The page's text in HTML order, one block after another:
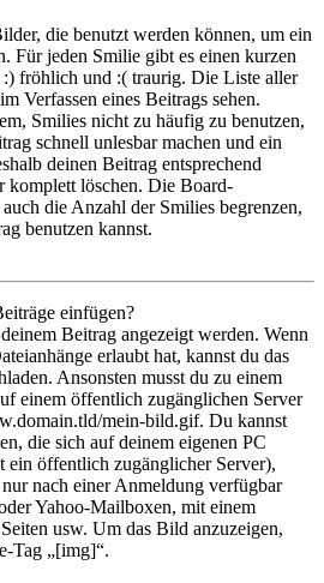
die benutzt werden können, um ein
Für jeden Smilie gibt es einen kurzen
:) fröhlich und :( traurig. Die Liste aller
Verfassen eines Beitrags sehen.
Smilies nicht zu häufig zu benutzen,
schnell unlesbar machen und ein
deinen Beitrag entsprechend
komplett löschen. Die Board-
die Anzahl der Smilies begrenzen,
benutzen kannst.
einfügen?
Beitrag angezeigt werden. Wenn
erlaubt hat, kannst du das
Ansonsten musst du zu einem
einem öffentlich zugänglichen Server
mein-bild.gif. Du kannst
die sich auf deinem eigenen PC
ein öffentlich zugänglicher Server),
nach einer Anmeldung verfügbar
Yahoo-Mailboxen, mit einem
usw. Um das Bild anzuzeigen,
Tag „[img]“.